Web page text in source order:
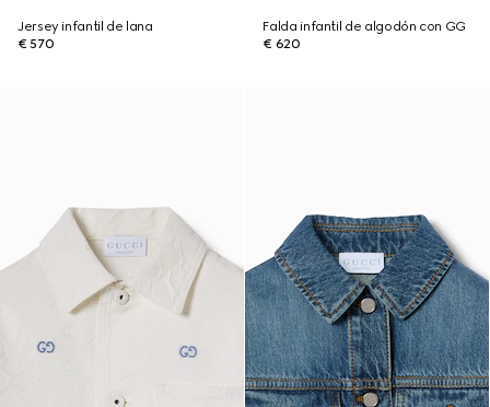
Jersey infantil de lana
€ 570
Falda infantil de algodón con GG
€ 620